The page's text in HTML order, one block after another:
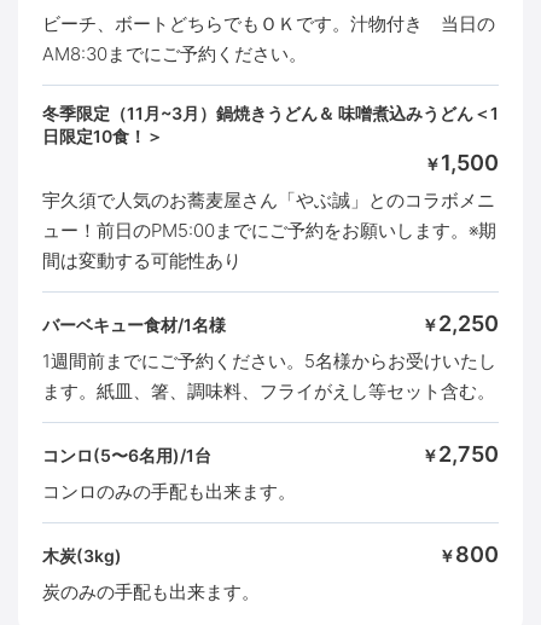
ビーチ、ボートどちらでもＯＫです。汁物付き 当日の
AM8:30までにご予約ください。
冬季限定（11月~3月）鍋焼きうどん＆ 味噌煮込みうどん＜1
日限定10食！＞
￥1,500
宇久須で人気のお蕎麦屋さん「やぶ誠」とのコラボメニ
ュー！前日のPM5:00までにご予約をお願いします。※期
間は変動する可能性あり
バーベキュー食材/1名様 ￥2,250
1週間前までにご予約ください。5名様からお受けいたし
ます。紙皿、箸、調味料、フライがえし等セット含む。
コンロ(5〜6名用)/1台 ￥2,750
コンロのみの手配も出来ます。
木炭(3kg) ￥800
炭のみの手配も出来ます。